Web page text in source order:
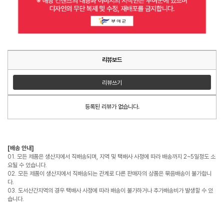
리뷰보드
리뷰쓰기
등록된 리뷰가 없습니다.
[배송 안내]
01. 모든 제품은 생산지에서 직배송되며, 지역 및 택배사 사정에 따라 배송까지 2~5일정도 소
요될 수 있습니다.
02. 모든 제품이 생산지에서 직배송되는 관계로 다른 판매자의 상품은 묶음배송이 불가합니
다.
03. 도서산간지역의 경우 택배사 사정에 따라 배송이 불가하거나 추가배송비가 발생할 수 있
습니다.